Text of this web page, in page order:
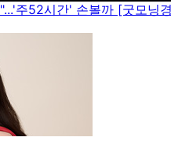
주52시간' 손볼까 [굿모닝